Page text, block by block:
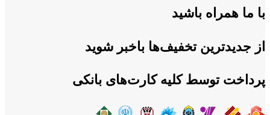
با ما همراه باشید
از جدیدترین تخفیف‌ها باخبر شوید
پرداخت توسط کلیه کارت‌های بانکی